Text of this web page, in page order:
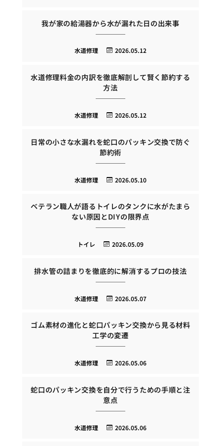
我が家の給湯器から水が漏れた日の出来事
2026.05.12
水道修理
水道修理料金の内訳を徹底解剖して賢く節約する
方法
2026.05.12
水道修理
日常の小さな水漏れを蛇口のパッキン交換で防ぐ
節約術
2026.05.10
水道修理
ベテラン職人が語るトイレのタンクに水がたまら
ない原因とDIYの限界点
2026.05.09
トイレ
排水管の詰まりを徹底的に解消するプロの技法
2026.05.07
水道修理
ゴム素材の進化と蛇口パッキン交換から見る材料
工学の変遷
2026.05.06
水道修理
蛇口のパッキン交換を自分で行うための手順と注
意点
2026.05.06
水道修理